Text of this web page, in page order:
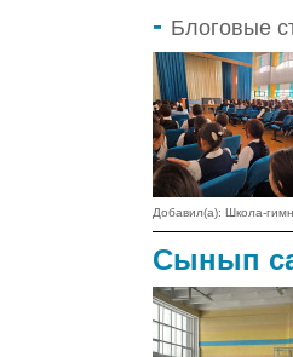
- Блоговые
Добавил(а): Школа-
Сынып